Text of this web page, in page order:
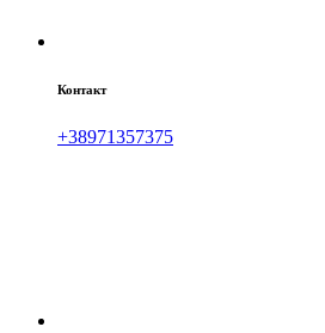
Контакт
+38971357375